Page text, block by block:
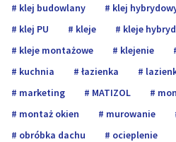
klej budowlany
klej
klej PU
kleje
kleje
kleje montażowe
klejenie
kuchnia
łazienka
marketing
MATIZOL
montaż okien
murowanie
obróbka dachu
ocieplenie